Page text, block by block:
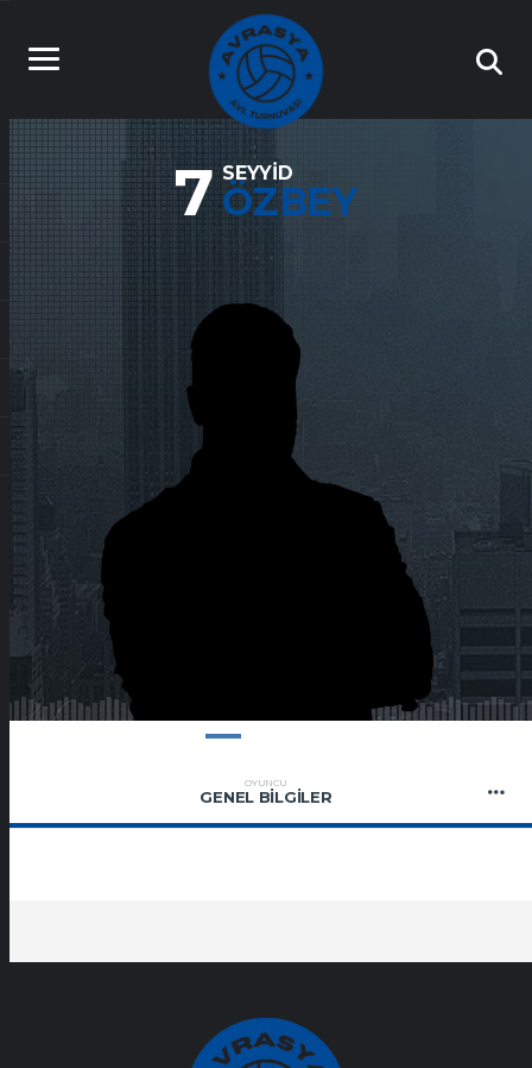
7 SEYYID
ÖZBEY
OYUNCU
GENEL BILGILER